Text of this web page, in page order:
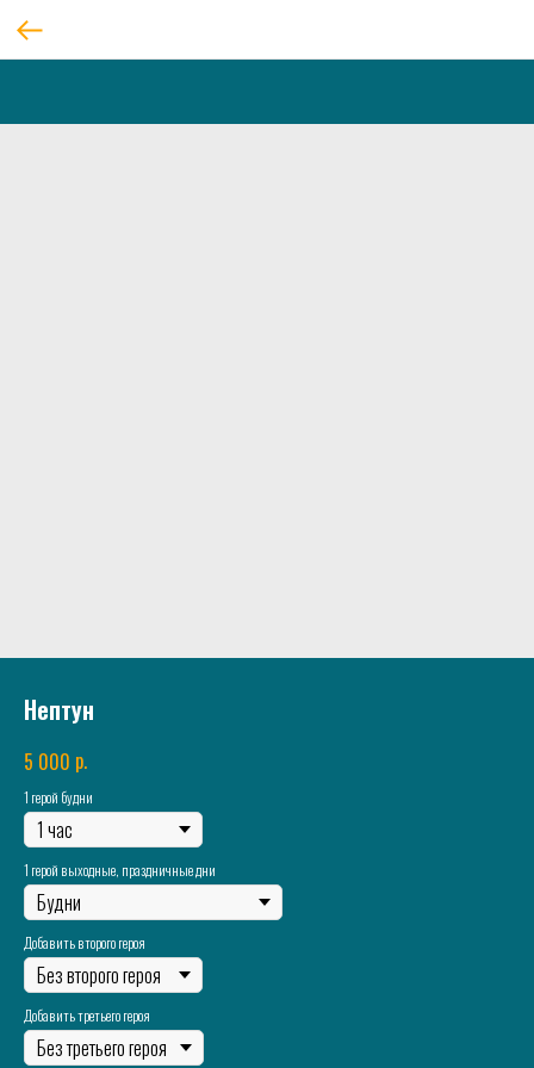
Нептун
5 000 р.
1 герой будни
1 герой выходные, праздничные дни
Добавить второго героя
Добавить третьего героя